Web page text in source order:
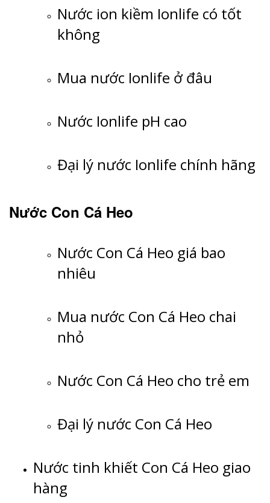
Nước ion kiềm Ionlife có tốt
không
Mua nước Ionlife ở đâu
Nước Ionlife pH cao
Đại lý nước Ionlife chính hãng
Nước Con Cá Heo
Nước Con Cá Heo giá bao
nhiêu
Mua nước Con Cá Heo chai
nhỏ
Nước Con Cá Heo cho trẻ em
Đại lý nước Con Cá Heo
Nước tinh khiết Con Cá Heo giao
hàng